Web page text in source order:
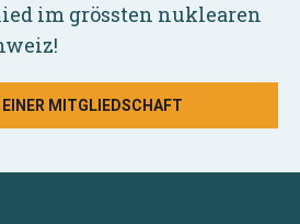
im grössten nuklearen
MITGLIEDSCHAFT